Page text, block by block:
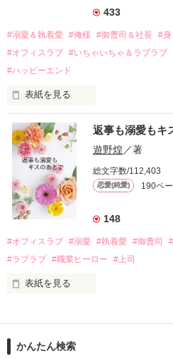
それから約十二年後。
過去の傷から、二度と会いたくな
運命のような再会を果たす。
酔った勢いで一夜を共にしてしま
さらに、美桜が初めてだと知った
『責任をとる、結婚しよう』と真
戸惑う美桜とは裏腹に、好きとい
甘やかしてくる。
そんなある日、哲平は美桜がスト
遭っていることを知る。
美桜を守るため、哲平は同居を提
夏木美桜(なつきみお)
鳴海哲平 (なるみてっぺい)
2026.6.5～2026.7.25
433
#溺愛＆執着愛 #俺様 #御曹司＆社長 #身
#オフィスラブ #いちゃいちゃ＆ラブラブ
#ハッピーエンド
表紙を見る
おかしな噂を流されて前の職場
桜は、海外で傷心旅行をしていた
い、酒の勢いもあり一夜限りの関
帰国後、美桜は新しい職場でワ
なんと彼の正体は、とある財閥御
れて起業した新進気鋭の実業家、
――御影恭司その人だったのだ――
なぜか恭司から飼い猫の世話係
の関係となってしまい――？
返事も溺愛もキ
遊野煌 ／著
総文字数/112,403
恋愛(純愛) 190ペ
148
#オフィスラブ #溺愛 #執着愛 #御曹司
#ラブラブ #職業ヒーロー #上司
表紙を見る
ションの企画戦略室で働いている
めた、同期で恋人の石垣守（26）
かんたん検索